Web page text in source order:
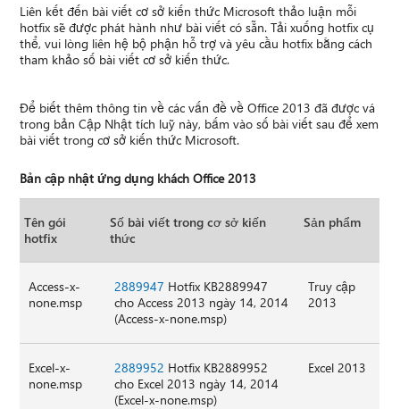
Liên kết đến bài viết cơ sở kiến thức Microsoft thảo luận mỗi
hotfix sẽ được phát hành như bài viết có sẵn. Tải xuống hotfix cụ
thể, vui lòng liên hệ bộ phận hỗ trợ và yêu cầu hotfix bằng cách
tham khảo số bài viết cơ sở kiến thức.
Để biết thêm thông tin về các vấn đề về Office 2013 đã được vá
trong bản Cập Nhật tích luỹ này, bấm vào số bài viết sau để xem
bài viết trong cơ sở kiến thức Microsoft.
Bản cập nhật ứng dụng khách Office 2013
Tên gói
hotfix
Số bài viết trong cơ sở kiến
thức
Sản phẩm
Access-x-
none.msp
2889947 Hotfix KB2889947
cho Access 2013 ngày 14, 2014
(Access-x-none.msp)
Truy cập
2013
Excel-x-
none.msp
2889952 Hotfix KB2889952
cho Excel 2013 ngày 14, 2014
(Excel-x-none.msp)
Excel 2013